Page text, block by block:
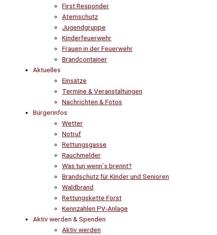
First Responder
Atemschutz
Jugendgruppe
Kinderfeuerwehr
Frauen in der Feuerwehr
Brandcontainer
Aktuelles
Einsätze
Termine & Veranstaltungen
Nachrichten & Fotos
Bürgerinfos
Wetter
Notruf
Rettungsgasse
Rauchmelder
Was tun wenn´s brennt?
Brandschutz für Kinder und Senioren
Waldbrand
Rettungskette Forst
Kennzahlen PV-Anlage
Aktiv werden & Spenden
Aktiv werden